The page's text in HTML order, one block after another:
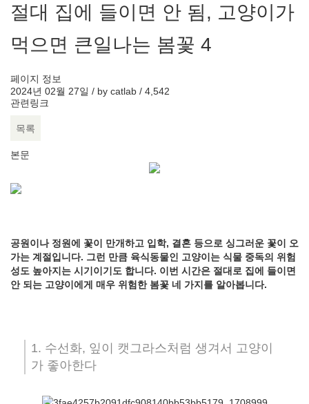
절대 집에 들이면 안 됨, 고양이가
먹으면 큰일나는 봄꽃 4
페이지 정보
2024년 02월 27일 / by catlab / 4,542
관련링크
목록
본문
공원이나 정원에 꽃이 만개하고 입학, 결혼 등으로 싱그러운 꽃이 오
가는 계절입니다. 그런 만큼 육식동물인 고양이는 식물 중독의 위험
성도 높아지는 시기이기도 합니다. 이번 시간은 절대로 집에 들이면
안 되는 고양이에게 매우 위험한 봄꽃 네 가지를 알아봅니다.
1. 수선화, 잎이 캣그라스처럼 생겨서 고양이
가 좋아한다